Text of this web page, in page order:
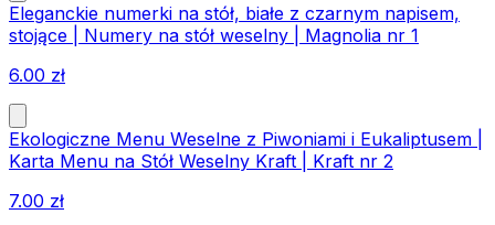
Eleganckie numerki na stół, białe z czarnym napisem,
stojące | Numery na stół weselny | Magnolia nr 1
6.00 zł
Ekologiczne Menu Weselne z Piwoniami i Eukaliptusem |
Karta Menu na Stół Weselny Kraft | Kraft nr 2
7.00 zł